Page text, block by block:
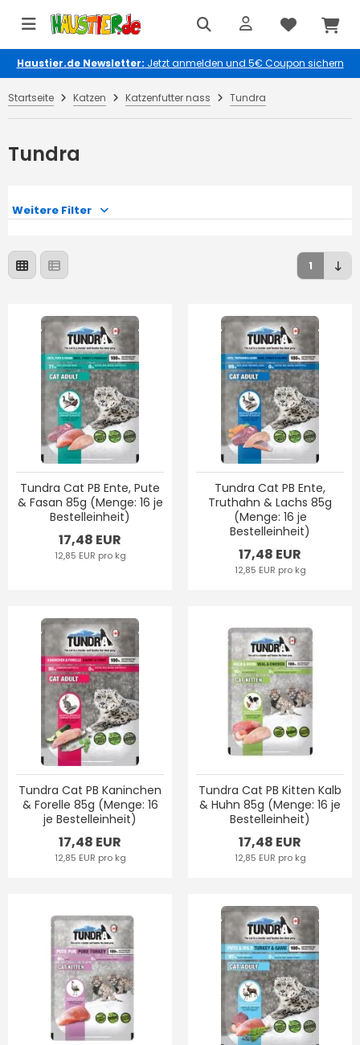
Haustier.de Newsletter: Jetzt anmelden und 5€ Coupon sichern
Startseite Katzen Katzenfutter nass Tundra
Tundra
Weitere Filter
1
Tundra Cat PB Ente, Pute
& Fasan 85g (Menge: 16 je
Bestelleinheit)
17,48 EUR
12,85 EUR pro kg
Tundra Cat PB Ente,
Truthahn & Lachs 85g
(Menge: 16 je
Bestelleinheit)
17,48 EUR
12,85 EUR pro kg
Tundra Cat PB Kaninchen
& Forelle 85g (Menge: 16
je Bestelleinheit)
17,48 EUR
12,85 EUR pro kg
Tundra Cat PB Kitten Kalb
& Huhn 85g (Menge: 16 je
Bestelleinheit)
17,48 EUR
12,85 EUR pro kg